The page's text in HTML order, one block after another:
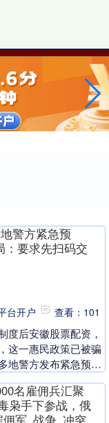
警方紧急预
：要求先扫码交
台开户 查看：101
度后安徽股票配资，
这一惠民政策已被骗
地警方发布紧急预
名雇佣兵汇聚
枭手下参战，俄
军_战争_冲突